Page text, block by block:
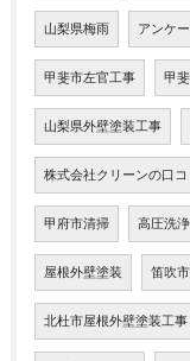
山梨県梅雨 アンケ
甲斐市左官工事 甲
山梨県外壁塗装工事
株式会社クリーンの口コ
甲府市清掃 高圧洗浄
屋根外壁塗装 笛吹
北杜市屋根外壁塗装工事